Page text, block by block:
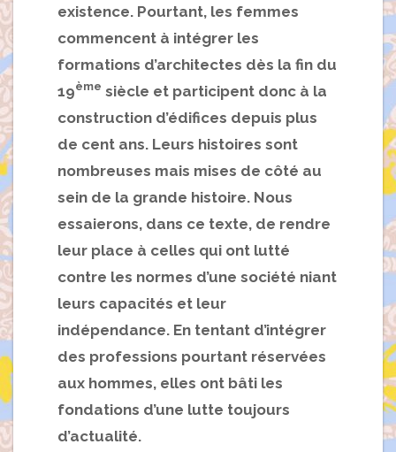
existence. Pourtant, les femmes
commencent à intégrer les
formations d’architectes dès la fin du
19ème siècle et participent donc à la
construction d’édifices depuis plus
de cent ans. Leurs histoires sont
nombreuses mais mises de côté au
sein de la grande histoire. Nous
essaierons, dans ce texte, de rendre
leur place à celles qui ont lutté
contre les normes d’une société niant
leurs capacités et leur
indépendance. En tentant d’intégrer
des professions pourtant réservées
aux hommes, elles ont bâti les
fondations d’une lutte toujours
d’actualité.